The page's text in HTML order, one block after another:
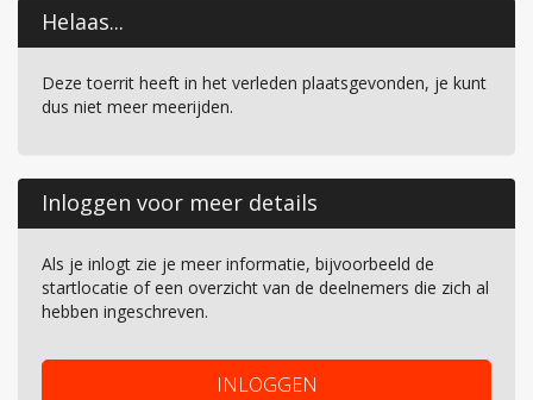
Helaas...
Deze toerrit heeft in het verleden plaatsgevonden, je kunt
dus niet meer meerijden.
Inloggen voor meer details
Als je inlogt zie je meer informatie, bijvoorbeeld de
startlocatie of een overzicht van de deelnemers die zich al
hebben ingeschreven.
INLOGGEN
Lid worden
Over Motormaatje